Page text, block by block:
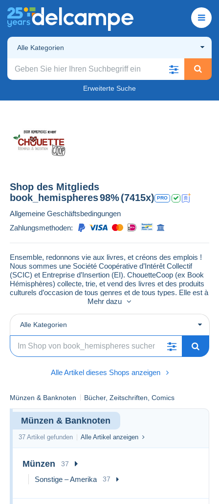
Alle Kategorien
Erweiterte Suche
Shop des Mitglieds
book_hemispheres98%(7415x) PRO
Allgemeine Geschäftsbedingungen
Zahlungsmethoden:
Ensemble, redonnons vie aux livres, et créons des emplois !
Nous sommes une Société Coopérative d’Intérêt Collectif
(SCIC) et Entreprise d’Insertion (EI). ChouetteCoop (ex Book
Hémisphères) collecte, trie, et vend des livres et des produits
culturels d’occasion de tous genres et de tous types. Elle est à
ce titre un acteur de l’économie sociale et solidaire et à
Notre action est de permettre à des personnes éloignées
du monde du travail, des Contrats à Durée Déterminée
d’Insertion (CDDI), leur permettant ainsi de se réinsérer
professionnellement et socialement.
Mehr dazu
Alle Kategorien
Alle Artikel dieses Shops anzeigen
Münzen & Banknoten Bücher, Zeitschriften, Comics
Münzen & Banknoten
37 Artikel gefunden Alle Artikel anzeigen
Münzen 37
Sonstige – Amerika 37